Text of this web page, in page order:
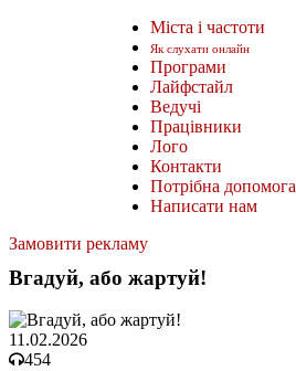
Міста і частоти
Як слухати онлайн
Програми
Лайфстайл
Ведучі
Працівники
Лого
Контакти
Потрібна допомога
Написати нам
Замовити рекламу
Вгадуй, або жартуй!
11.02.2026
454